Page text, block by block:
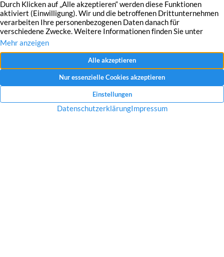
und Verwendung Ihrer angegebenen Daten zum Zweck der Bearbeitung Ihrer
Datenschutzerklärung und Widerrufshinweise
Nachricht senden